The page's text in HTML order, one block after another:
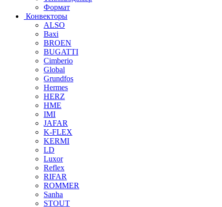
Формат
Конвекторы
ALSO
Baxi
BROEN
BUGATTI
Cimberio
Global
Grundfos
Hermes
HERZ
HME
IMI
JAFAR
K-FLEX
KERMI
LD
Luxor
Reflex
RIFAR
ROMMER
Sanha
STOUT